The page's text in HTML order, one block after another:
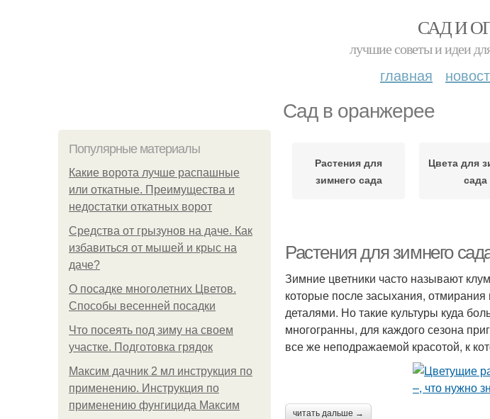
САД И
лучшие советы и идеи
главная
Сад в оранжерее
Популярные материалы
Какие ворота лучше распашные
или откатные. Преимущества и
недостатки откатных ворот
Средства от грызунов на даче. Как
избавиться от мышей и крыс на
даче?
О посадке многолетних Цветов.
Способы весенней посадки
Что посеять под зиму на своем
участке. Подготовка грядок
Максим дачник 2 мл инструкция по
применению. Инструкция по
применению фунгицида Максим
Растения для
зимнего сада
Цвета для
сада
Растения для зимнего
Зимние цветники часто называют
которые после засыхания,
деталями. Но такие культуры куда
многогранны, для каждого сезона
все же неподражаемой красотой, к
читать дальше →